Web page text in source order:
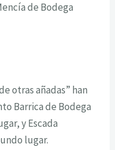
de Bodega
otras añadas” han
Barrica de Bodega
y Escada
lugar.